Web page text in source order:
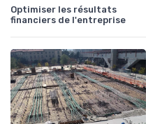
Optimiser les résultats
financiers de l'entreprise